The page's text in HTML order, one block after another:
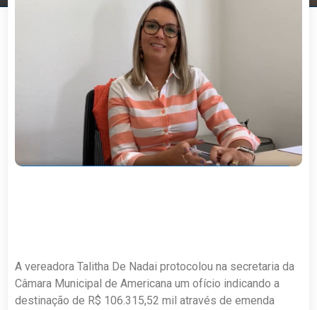
A vereadora Talitha De Nadai protocolou na secretaria da
Câmara Municipal de Americana um ofício indicando a
destinação de R$ 106.315,52 mil através de emenda